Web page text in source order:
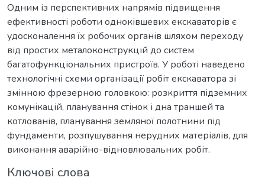
Одним із перспективних напрямів підвищення
ефективності роботи одноківшевих екскаваторів є
удосконалення їх робочих органів шляхом переходу
від простих металоконструкцій до систем
багатофункціональних пристроїв. У роботі наведено
технологічні схеми організації робіт екскаватора зі
змінною фрезерною головкою: розкриття підземних
комунікацій, планування стінок і дна траншей та
котлованів, планування земляної полотнини під
фундаменти, розпушування нерудних матеріалів, для
виконання аварійно-відновлювальних робіт.
Ключові слова